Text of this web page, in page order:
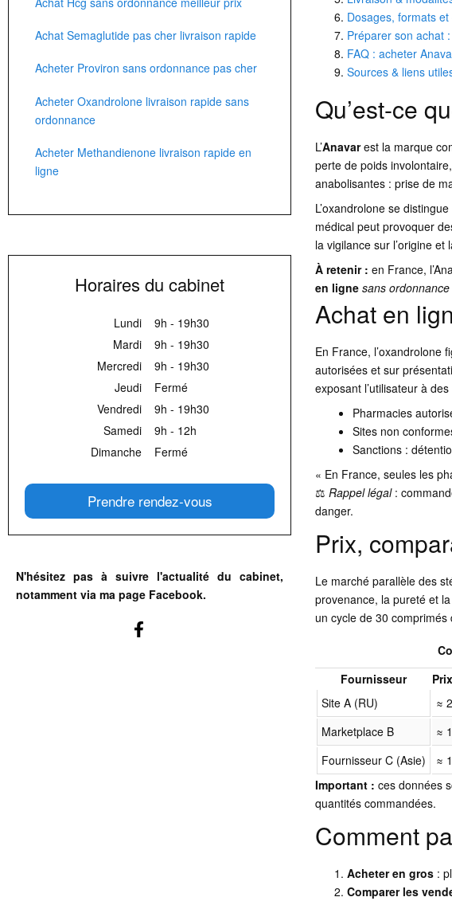
Dosages, formats
Préparer son achat
FAQ : acheter
Sources & liens
Qu’est-ce
L’Anavarest la marque
perte de poids
anabolisantes : prise de
L’oxandrolone se
médical peut provoquer
la vigilance sur l’origine
À retenir : en France,
en ligne sans ordonnance
Achat en
En France, l’oxandrolone
autorisées et sur
exposant l’utilisateur à
Pharmacies
Sites non
Sanctions :
« En France, seules les
⚖️Rappel légal:
danger.
Prix,
Le marché parallèle des
provenance, la pureté et
un cycle de 30 comprimés
Fournisseur
Site A (RU)
≈
Marketplace B
≈
Fournisseur C (Asie)
≈
Important : ces données
quantités commandées.
Comment
Acheter en gros :
Comparer les
Achat Semaglutide pas cher livraison rapide
Acheter Proviron sans ordonnance pas cher
Acheter Oxandrolone livraison rapide sans
ordonnance
Acheter Methandienone livraison rapide en
ligne
Horaires du cabinet
Lundi
9h - 19h30
Mardi
9h - 19h30
Mercredi
9h - 19h30
Jeudi
Fermé
Vendredi
9h - 19h30
Samedi
9h - 12h
Dimanche
Fermé
Prendre rendez-vous
N'hésitez pas à suivre l'actualité du cabinet,
notamment via ma page Facebook.